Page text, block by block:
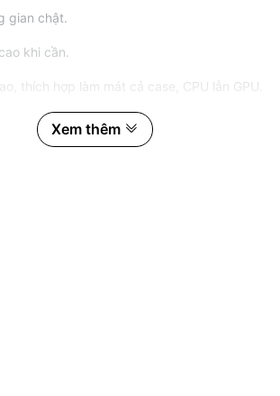
gian chật.
khi cần.
thích hợp làm mát cả case, CPU lẫn GPU.
hoạt động êm và ổn định.
vẫn muốn hiệu quả cao.
Xem thêm